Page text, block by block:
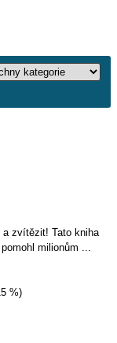
zvítězit! Tato kniha
milionům ...
%)